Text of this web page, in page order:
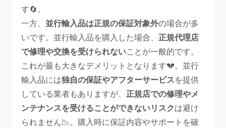
す🔄。
一方、 並行輸入品は正規の保証対象外の場合が多
いです。並行輸入品を購入した場合、 正規代理店
で修理や交換を受けられないことが一般的です。
これが最も大きなデメリットとなります💔。並行
輸入品には独自の保証やアフターサービスを提供
している業者もありますが、 正規店での修理やメ
ンテナンスを受けることができないリスクは避け
られません📉。購入時に保証内容やサポートを確